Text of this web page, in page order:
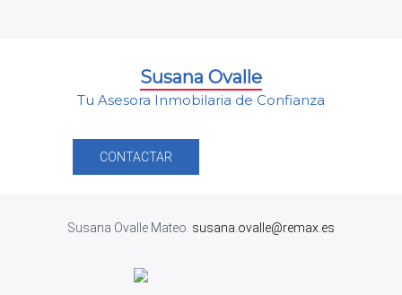
Susana Ovalle
Tu Asesora Inmobilaria de Confianza
CONTACTAR
Susana Ovalle Mateo. susana.ovalle@remax.es